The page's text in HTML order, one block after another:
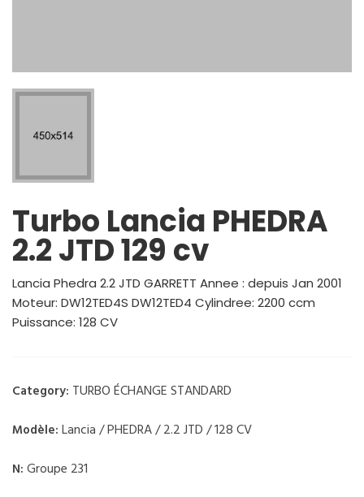
Turbo Lancia PHEDRA
2.2 JTD 129 cv
Lancia Phedra 2.2 JTD GARRETT Annee : depuis Jan 2001
Moteur: DW12TED4S DW12TED4 Cylindree: 2200 ccm
Puissance: 128 CV
Category: TURBO ÉCHANGE STANDARD
Modèle: Lancia / PHEDRA / 2.2 JTD / 128 CV
N: Groupe 231